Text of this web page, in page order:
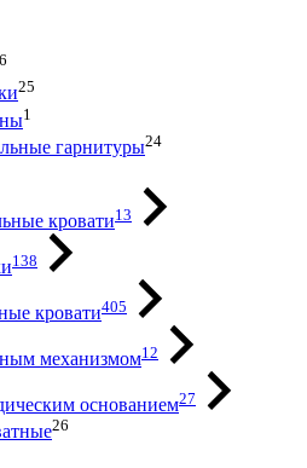
25
1
гарнитуры24
кровати13
138
кровати405
механизмом12
основанием27
26